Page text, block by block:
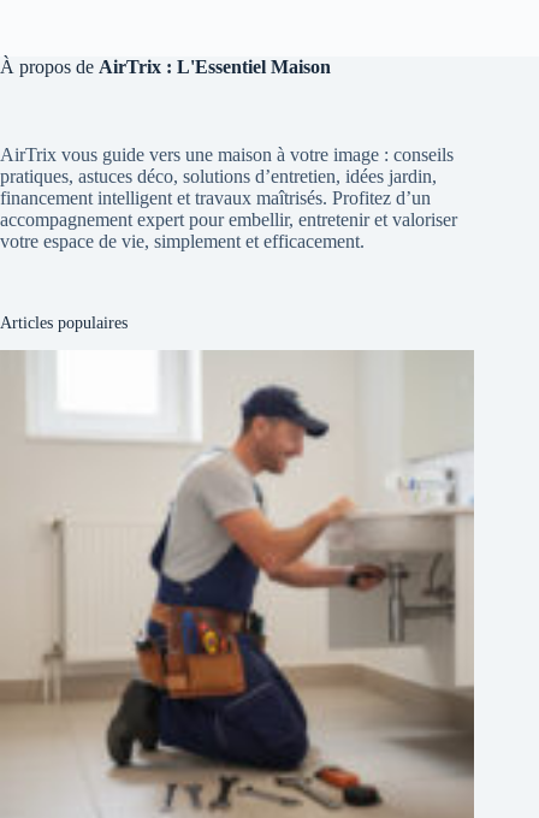
À propos de AirTrix : L'Essentiel Maison
AirTrix vous guide vers une maison à votre image : conseils
pratiques, astuces déco, solutions d’entretien, idées jardin,
financement intelligent et travaux maîtrisés. Profitez d’un
accompagnement expert pour embellir, entretenir et valoriser
votre espace de vie, simplement et efficacement.
Articles populaires